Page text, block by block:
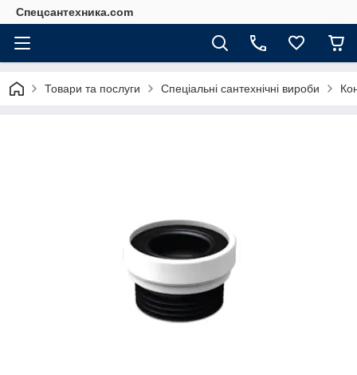
Спецсантехника.com
Товари та послуги Спеціальні сантехнічні вироби